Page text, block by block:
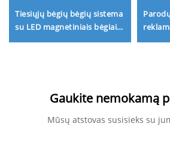
Tiesiųjų bėgių bėgių sistema
su LED magnetiniais bėgiais
namų apšvietimo
Gaukite nemokamą
Mūsų atstovas susisieks su